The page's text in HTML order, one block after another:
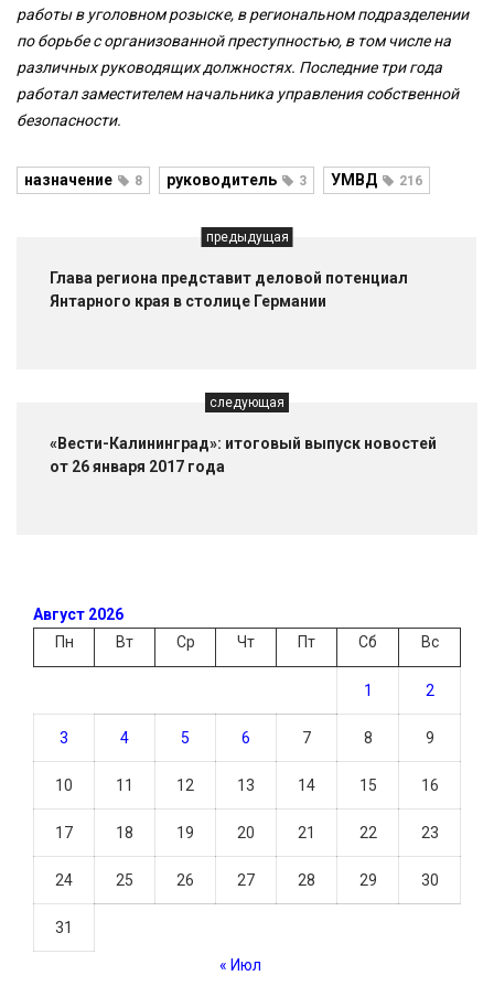
работы в уголовном розыске, в региональном подразделении
по борьбе с организованной преступностью, в том числе на
различных руководящих должностях. Последние три года
работал заместителем начальника управления собственной
безопасности.
назначение 8 руководитель 3 УМВД 216
предыдущая
Глава региона представит деловой потенциал
Янтарного края в столице Германии
следующая
«Вести-Калининград»: итоговый выпуск новостей
от 26 января 2017 года
Август 2026
Пн
Вт Ср Чт Пт Сб Вс
1 2
3 4 5 6 7 8 9
10 11 12 13 14 15 16
17 18 19 20 21 22 23
24 25 26 27 28 29 30
31
« Июл